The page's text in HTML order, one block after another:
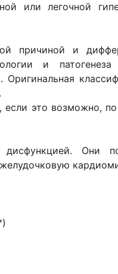
или легочной
причиной и
и
это возможно,
Они